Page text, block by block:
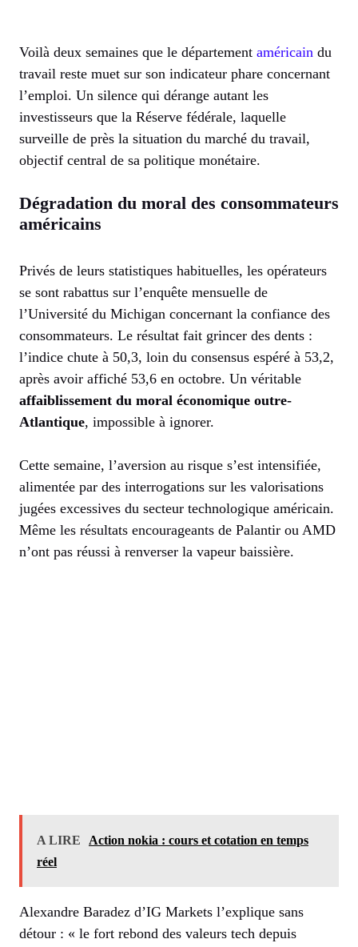
Voilà deux semaines que le département américain du
travail reste muet sur son indicateur phare concernant
l’emploi. Un silence qui dérange autant les
investisseurs que la Réserve fédérale, laquelle
surveille de près la situation du marché du travail,
objectif central de sa politique monétaire.
Dégradation du moral des consommateurs
américains
Privés de leurs statistiques habituelles, les opérateurs
se sont rabattus sur l’enquête mensuelle de
l’Université du Michigan concernant la confiance des
consommateurs. Le résultat fait grincer des dents :
l’indice chute à 50,3, loin du consensus espéré à 53,2,
après avoir affiché 53,6 en octobre. Un véritable
affaiblissement du moral économique outre-
Atlantique, impossible à ignorer.
Cette semaine, l’aversion au risque s’est intensifiée,
alimentée par des interrogations sur les valorisations
jugées excessives du secteur technologique américain.
Même les résultats encourageants de Palantir ou AMD
n’ont pas réussi à renverser la vapeur baissière.
A LIRE
Action nokia : cours et cotation en temps
réel
Alexandre Baradez d’IG Markets l’explique sans
détour : « le fort rebond des valeurs tech depuis